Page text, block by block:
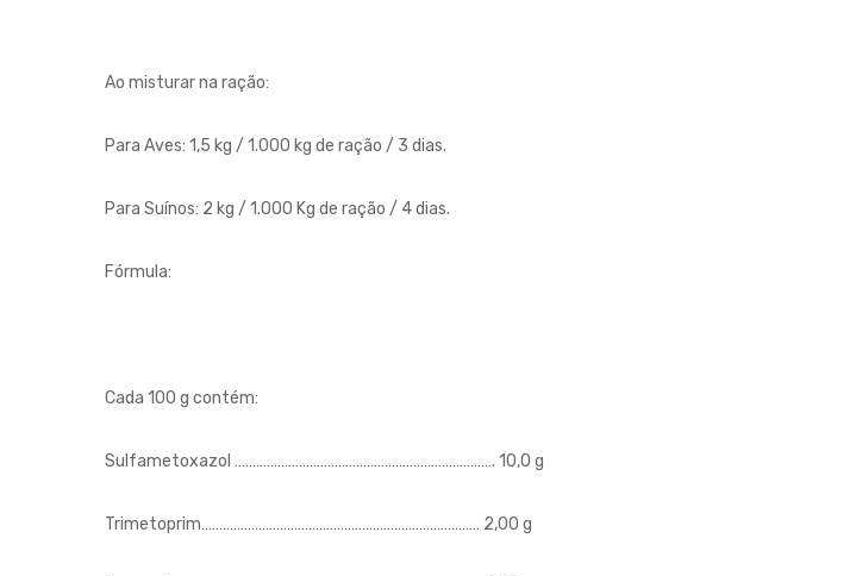
Ao misturar na ração:
Para Aves: 1,5 kg / 1.000 kg de ração / 3 dias.
Para Suínos: 2 kg / 1.000 Kg de ração / 4 dias.
Fórmula:
Cada 100 g contém:
Sulfametoxazol ………………………………………………………………. 10,0 g
Trimetoprim…………………………………………………………………… 2,00 g